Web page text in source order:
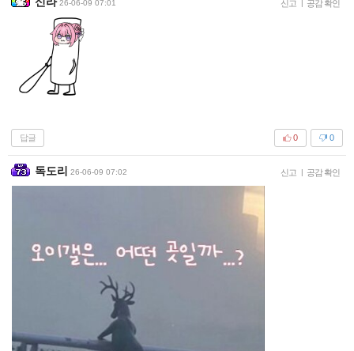
26-06-09 07:01 신고 | 공감 확인
답글 0
0
독도리 26-06-09 07:02 신고 | 공감 확인